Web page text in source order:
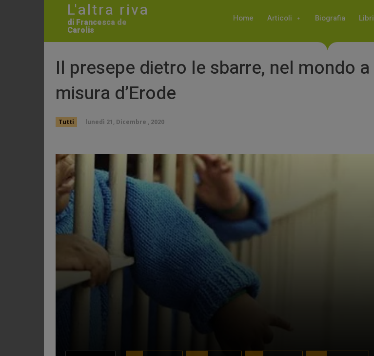
L'altra riva
di Francesca de
Carolis
Home Articoli Biografia Libri
Il presepe dietro le sbarre, nel mondo a
misura d’Erode
Tutti lunedì 21, Dicembre , 2020